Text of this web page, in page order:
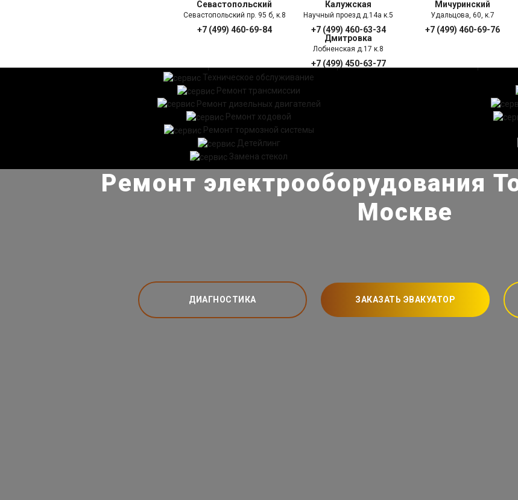
Севастопольский
Севастопольский пр. 95 б, к.8
+7 (499) 460-69-84
Калужская
Научный проезд д.14а к.5
+7 (499) 460-63-34
Мичуринский
Удальцова, 60, к.7
+7 (499) 460-69-76
Дмитровка
Лобненская д.17 к.8
+7 (499) 450-63-77ПРАЙС ЛИСТ
Техническое обслуживание
Ремонт трансмиссии
Ремонт дизельных двигателей
Ремонт ходовой
Ремонт тормозной системы
Детейлинг
Замена стекол
Ремонт электрооборудования
Москве
ДИАГНОСТИКА ЗАКАЗАТЬ ЭВАКУАТОР